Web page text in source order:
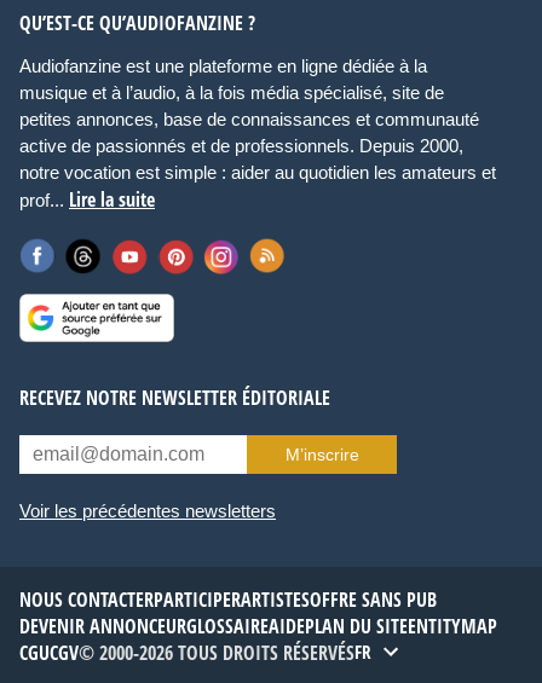
QU’EST-CE QU’AUDIOFANZINE ?
Audiofanzine est une plateforme en ligne dédiée à la
musique et à l’audio, à la fois média spécialisé, site de
petites annonces, base de connaissances et communauté
active de passionnés et de professionnels. Depuis 2000,
notre vocation est simple : aider au quotidien les amateurs et
prof... Lire la suite
RECEVEZ NOTRE NEWSLETTER ÉDITORIALE
M’inscrire
Voir les précédentes newsletters
NOUS CONTACTERPARTICIPERARTISTESOFFRE SANS PUB
DEVENIR ANNONCEURGLOSSAIREAIDEPLAN DU SITEENTITYMAP
CGUCGV© 2000-2026 TOUS DROITS RÉSERVÉSFR